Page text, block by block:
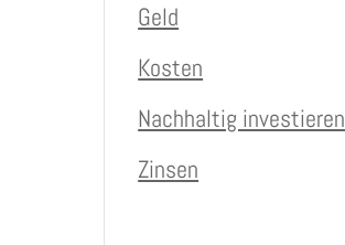
Geld
Kosten
Nachhaltig investieren
Zinsen